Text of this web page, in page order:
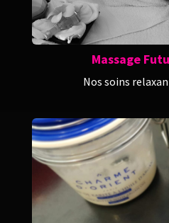
Massage
Nos soins